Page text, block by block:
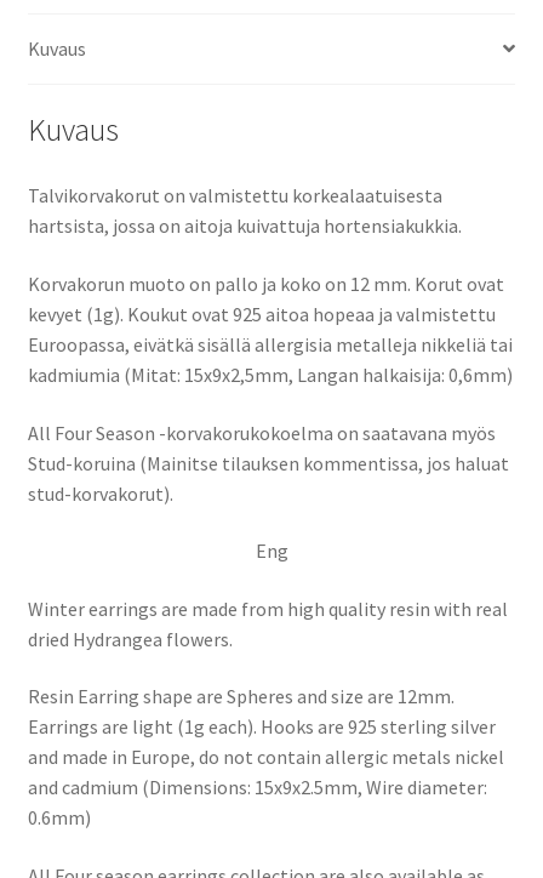
Kuvaus
Kuvaus
Talvikorvakorut on valmistettu korkealaatuisesta
hartsista, jossa on aitoja kuivattuja hortensiakukkia.
Korvakorun muoto on pallo ja koko on 12 mm. Korut ovat
kevyet (1g). Koukut ovat 925 aitoa hopeaa ja valmistettu
Euroopassa, eivätkä sisällä allergisia metalleja nikkeliä tai
kadmiumia (Mitat: 15x9x2,5mm, Langan halkaisija: 0,6mm)
All Four Season -korvakorukokoelma on saatavana myös
Stud-koruina (Mainitse tilauksen kommentissa, jos haluat
stud-korvakorut).
Eng
Winter earrings are made from high quality resin with real
dried Hydrangea flowers.
Resin Earring shape are Spheres and size are 12mm.
Earrings are light (1g each). Hooks are 925 sterling silver
and made in Europe, do not contain allergic metals nickel
and cadmium (Dimensions: 15x9x2.5mm, Wire diameter:
0.6mm)